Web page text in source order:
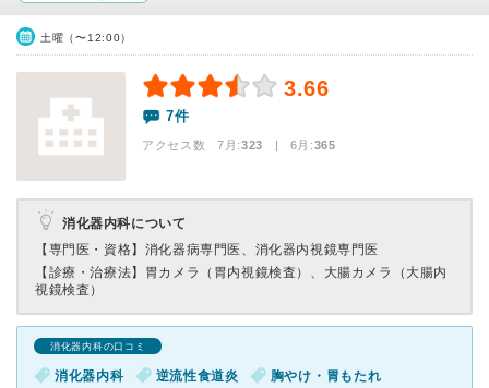
土曜（〜12:00）
3.66
7件
アクセス数 7月:323 | 6月:365
消化器内科について
【専門医・資格】 消化器病専門医、消化器内視鏡専門医
【診療・治療法】 胃カメラ（胃内視鏡検査）、大腸カメラ（大腸内
視鏡検査）
消化器内科の口コミ
消化器内科 逆流性食道炎
胸やけ・胃もたれ